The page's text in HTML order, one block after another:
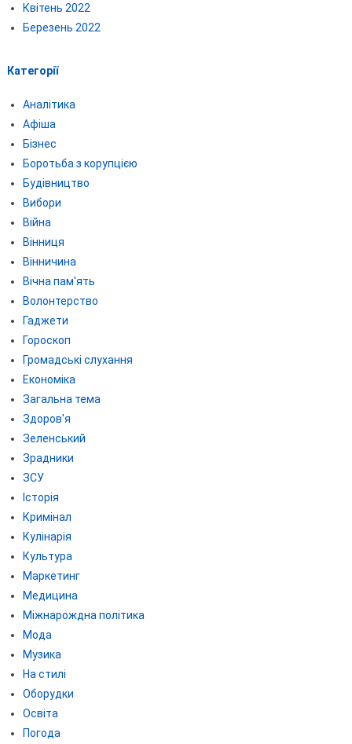
Квітень 2022
Березень 2022
Категорії
Аналітика
Афіша
Бізнес
Боротьба з корупцією
Будівництво
Вибори
Війна
Вінниця
Вінничина
Вічна пам'ять
Волонтерство
Гаджети
Гороскоп
Громадські слухання
Економіка
Загальна тема
Здоров'я
Зеленський
Зрадники
ЗСУ
Історія
Кримінал
Кулінарія
Культура
Маркетинг
Медицина
Міжнарождна політика
Мода
Музика
На стилі
Оборудки
Освіта
Погода